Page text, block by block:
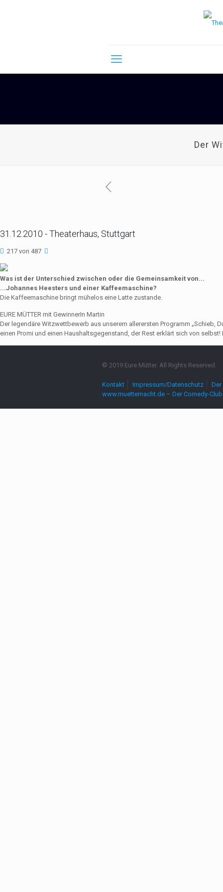
Der
31.12.2010 - Theaterhaus, Stuttgart
217 von 487
Was ist der Unterschied zwischen oder die Gemeinsamkeit von...
...Johannes Heesters und einer Kaffeemaschine?
Die Kaffeemaschine bringt mühelos eine Latte zustande.
EURE MÜTTER mit GewinnerIn Martin
Der legendäre Witzwettbewerb aus unserem allerersten Programm „Schieb,
einen Promi und einen Haushaltsgegenstand, der Rest erklärt sich von
© 2019 Eure Mütter. All Rights Reserved.
Kontakt Impressum/Datenschutz
www.muetternacht.de – Der Comedy-Club